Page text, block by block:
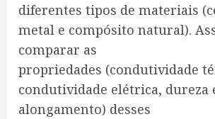
diferentes tipos de materiais
metal e compósito natural).
comparar as
propriedades (condutividade
condutividade elétrica, dureza
alongamento) desses